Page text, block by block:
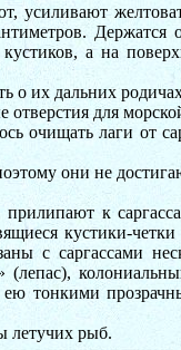
усиливают
Держатся
а на
о их дальних
отверстия для
очищать лаги от
они не
к
кустики-четки
с саргассами
тонкими
летучих рыб.